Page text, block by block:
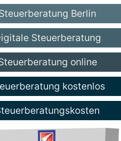
Berlin
Steuerberatung
online
kostenlos